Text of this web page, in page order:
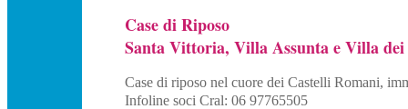
Case di Riposo
Santa Vittoria, Villa Assunta e Villa
Case di riposo nel cuore dei Castelli Romani,
Infoline soci Cral: 06 97765505